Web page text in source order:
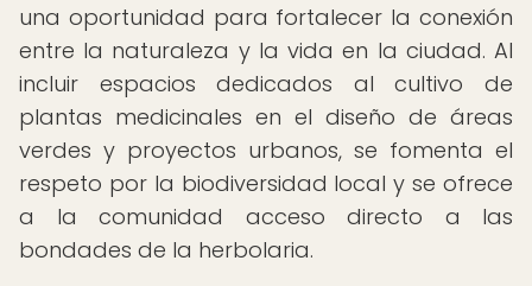
una oportunidad para fortalecer la conexión
entre la naturaleza y la vida en la ciudad. Al
incluir espacios dedicados al cultivo de
plantas medicinales en el diseño de áreas
verdes y proyectos urbanos, se fomenta el
respeto por la biodiversidad local y se ofrece
a la comunidad acceso directo a las
bondades de la herbolaria.